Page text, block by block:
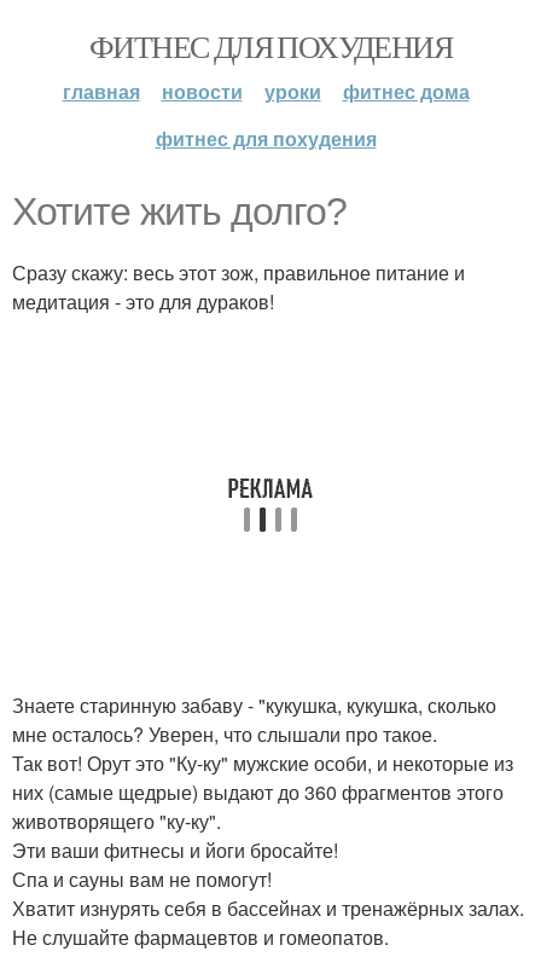
ФИТНЕС ДЛЯ ПОХУДЕНИЯ
главная новости уроки
фитнес дома
фитнес для похудения
Хотите жить долго?
Сразу скажу: весь этот зож, правильное питание и
медитация - это для дураков!
Знаете старинную забаву - "кукушка, кукушка, сколько
мне осталось? Уверен, что слышали про такое.
Так вот! Орут это "Ку-ку" мужские особи, и некоторые из
них (самые щедрые) выдают до 360 фрагментов этого
животворящего "ку-ку".
Эти ваши фитнесы и йоги бросайте!
Спа и сауны вам не помогут!
Хватит изнурять себя в бассейнах и тренажёрных залах.
Не слушайте фармацевтов и гомеопатов.